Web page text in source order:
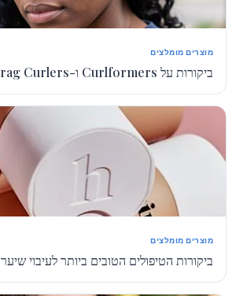
מוצרים מומלצים
ביקורות על Curlformers ו-Magic Leverag Curlers
מוצרים מומלצים
ביקורות הטיפולים הטובים ביותר לעיבוי שיער